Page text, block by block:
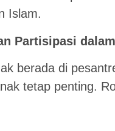
Islam.
Partisipasi
berada di
tetap penting.